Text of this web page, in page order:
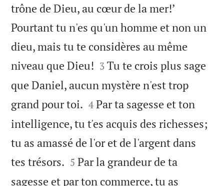
trône de Dieu, au cœur de la mer!’
Pourtant tu n'es qu'un homme et non un
dieu, mais tu te considères au même
niveau que Dieu! 

3 Tu te crois plus sage
que Daniel, aucun mystère n'est trop
grand pour toi. 

4 Par ta sagesse et ton
intelligence, tu t'es acquis des richesses;
tu as amassé de l'or et de l'argent dans
tes trésors. 

5 Par la grandeur de ta
sagesse et par ton commerce, tu as